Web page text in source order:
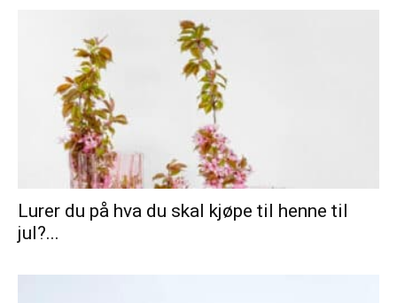
Lurer du på hva du skal kjøpe til henne til
jul?...